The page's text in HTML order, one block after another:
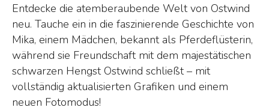
Entdecke die atemberaubende Welt von Ostwind
neu. Tauche ein in die faszinierende Geschichte von
Mika, einem Mädchen, bekannt als Pferdeflüsterin,
während sie Freundschaft mit dem majestätischen
schwarzen Hengst Ostwind schließt – mit
vollständig aktualisierten Grafiken und einem
neuen Fotomodus!